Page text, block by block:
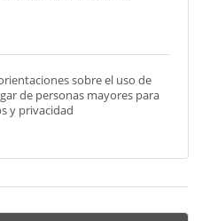
sobre el uso de
de personas mayores para
y privacidad